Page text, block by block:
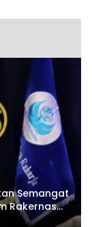
Semangat
Rakernas